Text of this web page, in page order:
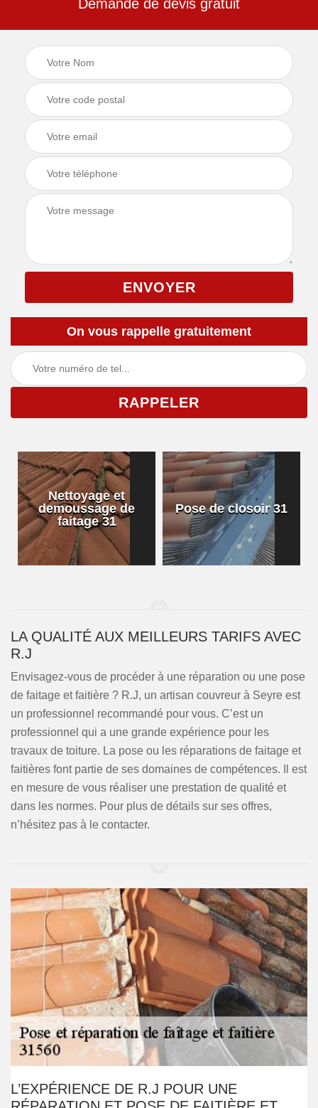
Demande de devis gratuit
On vous rappelle gratuitement
Nettoyage et
demoussage de
faitage 31
Pose de closoir 31
LA QUALITÉ AUX MEILLEURS TARIFS AVEC
R.J
Envisagez-vous de procéder à une réparation ou une pose
de faitage et faitière ? R.J, un artisan couvreur à Seyre est
un professionnel recommandé pour vous. C’est un
professionnel qui a une grande expérience pour les
travaux de toiture. La pose ou les réparations de faitage et
faitières font partie de ses domaines de compétences. Il est
en mesure de vous réaliser une prestation de qualité et
dans les normes. Pour plus de détails sur ses offres,
n’hésitez pas à le contacter.
L’EXPÉRIENCE DE R.J POUR UNE